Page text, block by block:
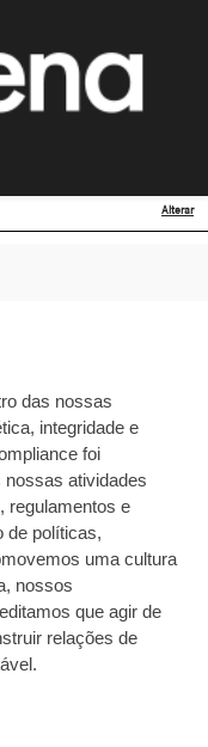
Alterar
das nossas
integridade e
foi
nossas atividades
regulamentos e
de políticas,
uma cultura
nossos
que agir de
relações de